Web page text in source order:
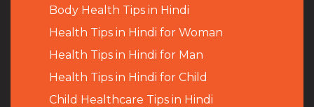
Body Health Tips in Hindi
Health Tips in Hindi for Woman
Health Tips in Hindi for Man
Health Tips in Hindi for Child
Child Healthcare Tips in Hindi